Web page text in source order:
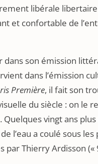
libérale
et confortable de
son émission
dans l’émission
Première, il fait son
du siècle : on le
Quelques vingt ans
l’eau a coulé sous
Thierry Ardisson («